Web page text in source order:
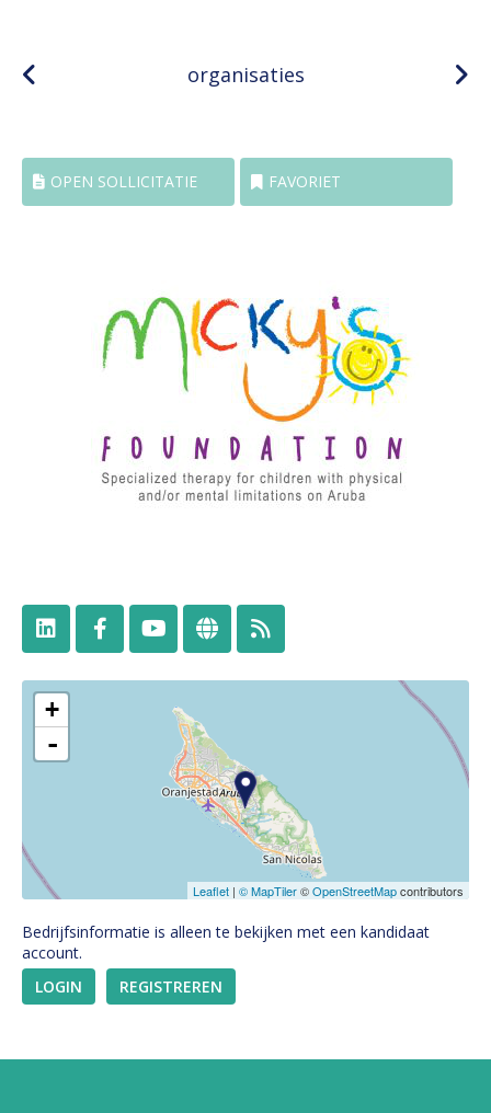
organisaties
OPEN SOLLICITATIE FAVORIET
+
-
Leaflet | © MapTiler©OpenStreetMapcontributors
Bedrijfsinformatie is alleen te bekijken met een kandidaat
account.
LOGIN
REGISTREREN